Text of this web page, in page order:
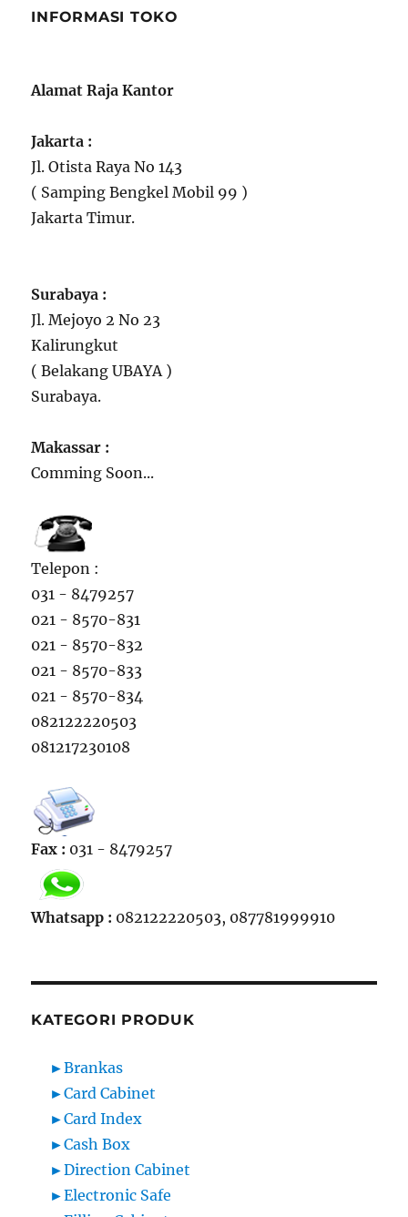
INFORMASI TOKO
Alamat Raja Kantor
Jakarta :
Jl. Otista Raya No 143
( Samping Bengkel Mobil 99 )
Jakarta Timur.
Surabaya :
Jl. Mejoyo 2 No 23
Kalirungkut
( Belakang UBAYA )
Surabaya.
Makassar :
Comming Soon...
Telepon :
031 - 8479257
021 - 8570-831
021 - 8570-832
021 - 8570-833
021 - 8570-834
082122220503
081217230108
Fax : 031 - 8479257
Whatsapp : 082122220503, 087781999910
KATEGORI PRODUK
►Brankas
►Card Cabinet
►Card Index
►Cash Box
►Direction Cabinet
►Electronic Safe